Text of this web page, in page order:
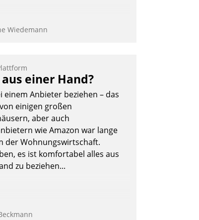
Wiedemann
einer Hand?
einem Anbieter beziehen – das
einigen großen
aber auch
wie Amazon war lange
der Wohnungswirtschaft.
es ist komfortabel alles aus
zu beziehen...